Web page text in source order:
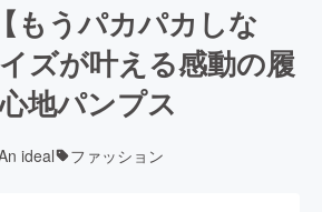
もうパカパカしな
ズが叶える感動の履
地パンプス
ideal ファッション